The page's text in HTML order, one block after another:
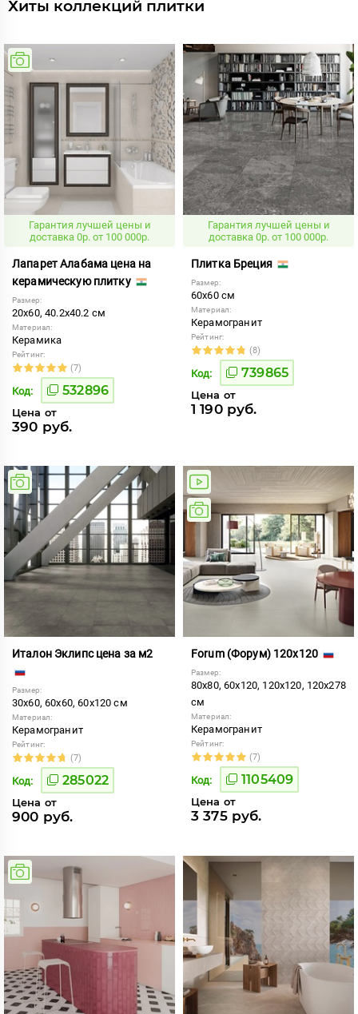
Хиты коллекций плитки
Гарантия лучшей цены и
доставка 0р. от 100 000р.
Лапарет Алабама цена на
керамическую плитку
Размер:
20x60, 40.2x40.2 см
Материал:
Керамика
Рейтинг:
(7)
Код: 532896
Цена от
390 руб.
Гарантия лучшей цены и
доставка 0р. от 100 000р.
Плитка Бреция
Размер:
60x60 см
Материал:
Керамогранит
Рейтинг:
(8)
Код: 739865
Цена от
1 190 руб.
Италон Эклипс цена за м2
Размер:
30x60, 60x60, 60x120 см
Материал:
Керамогранит
Рейтинг:
(7)
Код: 285022
Цена от
900 руб.
Forum (Форум) 120x120
Размер:
80x80, 60x120, 120x120, 120x278
см
Материал:
Керамогранит
Рейтинг:
(7)
Код: 1105409
Цена от
3 375 руб.